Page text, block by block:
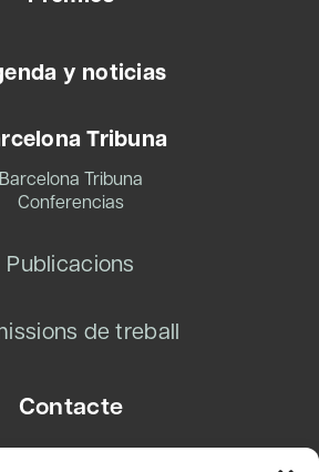
y noticias
Tribuna
Barcelona Tribuna
Conferencias
Publicacions
de treball
Contacte